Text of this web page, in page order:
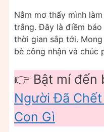
Nằm mơ thấy mình
trắng. Đây là điềm
thời gian sắp tới.
bè công nhận và chúc
👉 Bật mí đến
Người Đã
Con Gì